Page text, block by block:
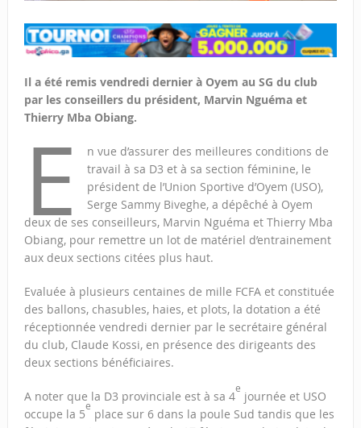
Il a été remis vendredi dernier à Oyem au SG du club
par les conseillers du président, Marvin Nguéma et
Thierry Mba Obiang.
E
n vue d’assurer des meilleures conditions de
travail à sa D3 et à sa section féminine, le
président de l’Union Sportive d’Oyem (USO),
Serge Sammy Biveghe, a dépêché à Oyem
deux de ses conseilleurs, Marvin Nguéma et Thierry Mba
Obiang, pour remettre un lot de matériel d’entrainement
aux deux sections citées plus haut.
Evaluée à plusieurs centaines de mille FCFA et constituée
des ballons, chasubles, haies, et plots, la dotation a été
réceptionnée vendredi dernier par le secrétaire général
du club, Claude Kossi, en présence des dirigeants des
deux sections bénéficiaires.
A noter que la D3 provinciale est à sa 4
e
journée et USO
occupe la 5
e
place sur 6 dans la poule Sud tandis que les